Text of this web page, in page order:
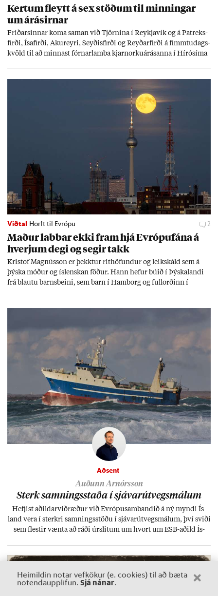
Kert­um fleytt á sex stöð­um til minn­ing­ar
um árás­irn­ar
Frið­arsinn­ar koma sam­an við Tjörn­ina í Reykja­vík og á Pat­reks­
firði, Ísa­firði, Ak­ur­eyri, Seyð­is­firði og Reyð­ar­firði á fimmtu­dags­
kvöld til að minn­ast fórn­ar­lamba kjarn­orku­árás­anna í Hírósíma
Viðtal Horft til Evrópu 2
Mað­ur labb­ar ekki fram hjá Evr­ópuf­ána á
hverj­um degi og seg­ir takk
Kri­stof Magnús­son er þekkt­ur rit­höf­und­ur og leik­skáld sem á
þýska móð­ur og ís­lensk­an föð­ur. Hann hef­ur bú­ið í Þýskalandi
frá blautu barns­beini, sem barn í Ham­borg og full­orð­inn í
Aðsent
Auðunn Arnórsson
Sterk samn­ings­staða í sjáv­ar­út­vegs­mál­um
Hefj­ist að­ild­ar­við­ræð­ur við Evr­ópu­sam­band­ið á ný myndi Ís­
land vera í sterkri samn­ings­stöðu í sjáv­ar­út­vegs­mál­um, því sviði
sem flest­ir vænta að ráði úr­slit­um um hvort um ESB-að­ild Ís­
kerfi, en sveigj­an­leiki til lausna er um­tals­verð­ur.
Heimildin notar vefkökur (e. cookies) til að bæta
notendaupplifun. Sjá nánar.